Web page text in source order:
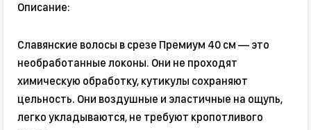
Описание:
Славянские волосы в срезе Премиум 40 см — это
необработанные локоны. Они не проходят
химическую обработку, кутикулы сохраняют
цельность. Они воздушные и эластичные на ощупь,
легко укладываются, не требуют кропотливого